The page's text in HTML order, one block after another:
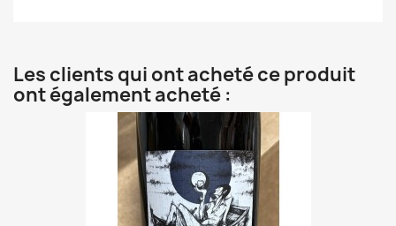
Les clients qui ont acheté ce produit
ont également acheté :